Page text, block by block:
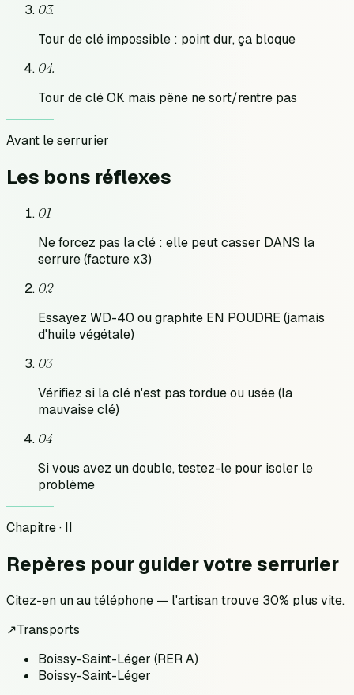
03.
Tour de clé impossible : point dur, ça bloque
04.
Tour de clé OK mais pêne ne sort/rentre pas
Avant le serrurier
Les bons réflexes
01
Ne forcez pas la clé : elle peut casser DANS la
serrure (facture x3)
02
Essayez WD-40 ou graphite EN POUDRE (jamais
d'huile végétale)
03
Vérifiez si la clé n'est pas tordue ou usée (la
mauvaise clé)
04
Si vous avez un double, testez-le pour isoler le
problème
Chapitre · II
Repères pourguider votre serrurier
Citez-en un au téléphone — l'artisan trouve 30% plus vite.
↗Transports
Boissy-Saint-Léger (RER A)
Boissy-Saint-Léger